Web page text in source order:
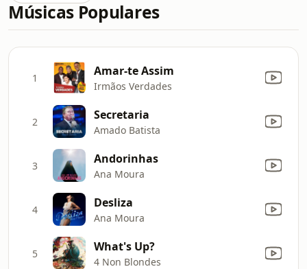
Músicas Populares
1 Amar-te Assim
Irmãos Verdades
2 Secretaria
Amado Batista
3 Andorinhas
Ana Moura
4 Desliza
Ana Moura
5 What's Up?
4 Non Blondes